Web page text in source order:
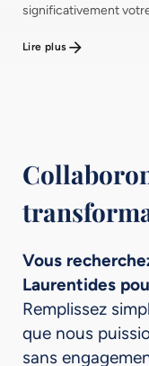
significativement
Lire plus
Vous
Laurentides
Remplissez
que nous
sans